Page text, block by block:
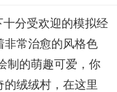
十分受欢迎的模拟经
非常治愈的风格色
制的萌趣可爱，你
绒绒村，在这里